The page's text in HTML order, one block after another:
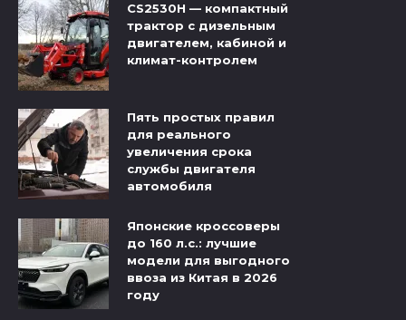
CS2530H — компактный
трактор с дизельным
двигателем, кабиной и
климат-контролем
Пять простых правил
для реального
увеличения срока
службы двигателя
автомобиля
Японские кроссоверы
до 160 л.с.: лучшие
модели для выгодного
ввоза из Китая в 2026
году